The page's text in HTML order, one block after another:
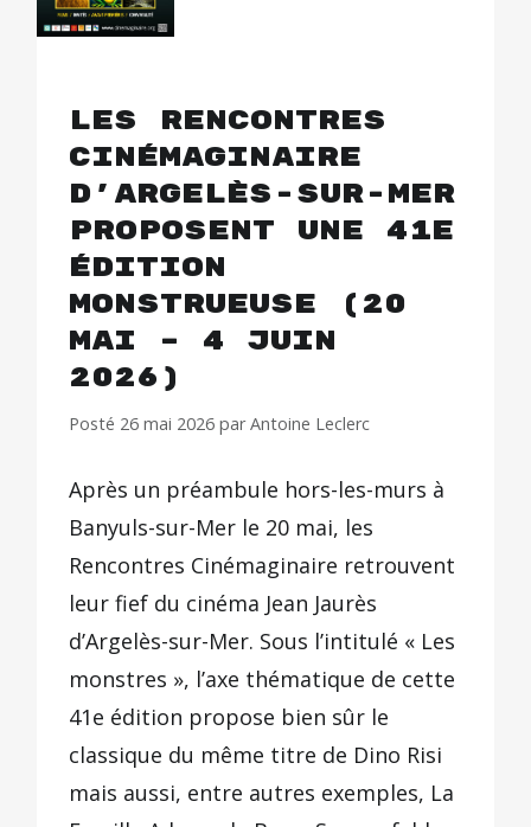
Les Rencontres
Cinémaginaire
d’Argelès-sur-Mer
proposent une 41e
édition
monstrueuse (20
mai – 4 juin
2026)
Posté 26 mai 2026 par Antoine Leclerc
Après un préambule hors-les-murs à
Banyuls-sur-Mer le 20 mai, les
Rencontres Cinémaginaire retrouvent
leur fief du cinéma Jean Jaurès
d’Argelès-sur-Mer. Sous l’intitulé « Les
monstres », l’axe thématique de cette
41e édition propose bien sûr le
classique du même titre de Dino Risi
mais aussi, entre autres exemples, La